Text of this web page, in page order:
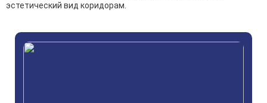
эстетический вид коридорам.